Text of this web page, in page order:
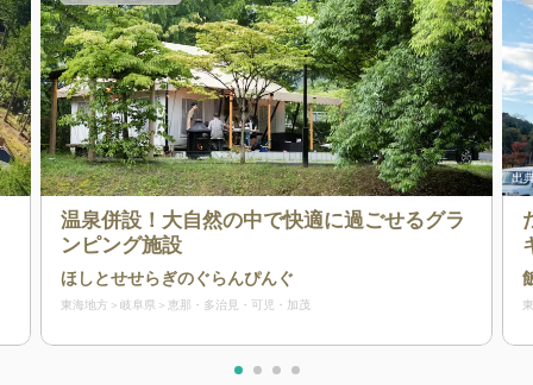
温泉併設！大自然の中で快適に過ごせるグラ
ンピング施設
ほしとせせらぎのぐらんぴんぐ
東海地方 岐阜県 恵那・多治見・可児・加茂
出